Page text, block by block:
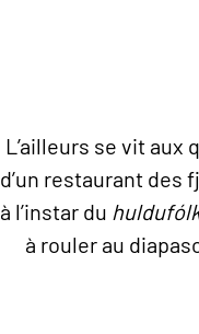
L’ailleurs se vit aux
d’un restaurant des
à l’instar du
à rouler au